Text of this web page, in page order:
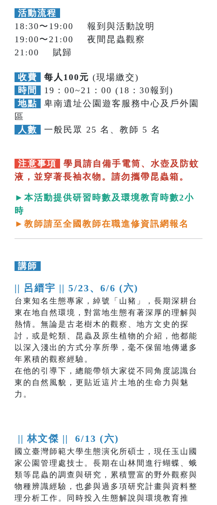
活動流程
18:30〜19:00 報到與活動說明
19:00〜21:00 夜間昆蟲觀察
21:00 賦歸
收費 每人100元 (現場繳交)
時間
19：00~21：00 (18：30報到)
地點
卑南遺址公園遊客服務中心及戶外園
區
人數
一般民眾 25 名、教師 5 名
注意事項
學員請自備手電筒、水壺及防蚊
液，並穿著長袖衣物。請勿攜帶昆蟲箱。
►本活動提供研習時數及環境教育時數2小
時
►教師請至全國教師在職進修資訊網報名
講師
|| 呂縉宇 || 5/23、6/6 (六)
台東知名生態專家，綽號「山豬」，長期深耕台
東在地自然環境，對當地生態有著深厚的理解與
熱情。無論是古老樹木的觀察、地方文史的探
討，或是蛇類、昆蟲及原生植物的介紹，他都能
以深入淺出的方式分享所學，毫不保留地傳遞多
年累積的觀察經驗。
在他的引導下，總能帶領大家從不同角度認識台
東的自然風貌，更貼近這片土地的生命力與魅
力。
|| 林文傑 || 6/13 (六)
國立臺灣師範大學生態演化所碩士，現任玉山國
家公園管理處技士。長期在山林間進行蝴蝶、蛾
類等昆蟲的調查與研究，累積豐富的野外觀察與
物種辨識經驗，也參與過多項研究計畫與資料整
理分析工作。同時投入生態解說與環境教育推